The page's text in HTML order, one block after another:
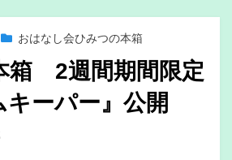
おはなし会ひみつの本箱
箱 2週間期間限定
ーパー』公開